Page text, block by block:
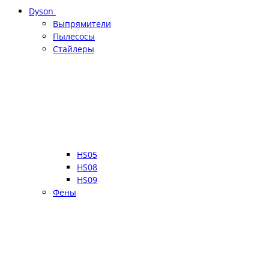
Dyson
Выпрямители
Пылесосы
Стайлеры
HS05
HS08
HS09
Фены